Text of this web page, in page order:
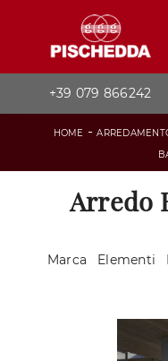
+39 079 866242
HOME -
Arredo
Marca Elementi